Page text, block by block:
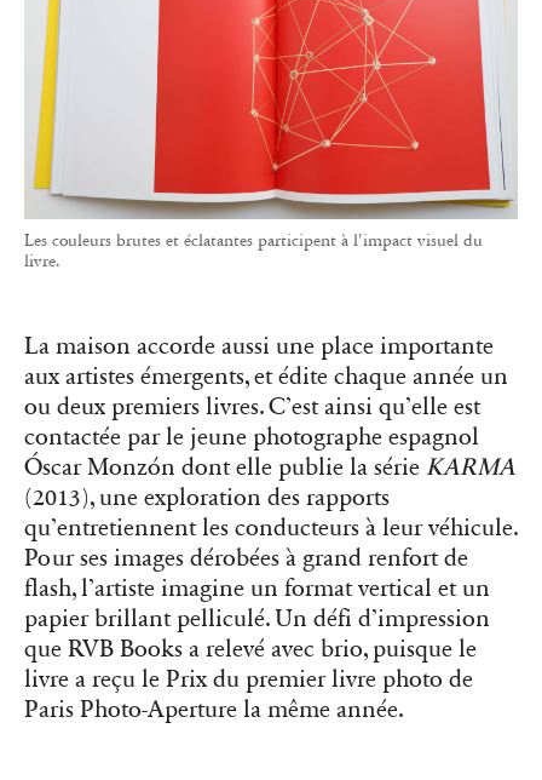
Les couleurs brutes et éclatantes participent à l'impact visuel du
livre.
La maison accorde aussi une place importante
aux artistes émergents, et édite chaque année un
ou deux premiers livres. C’est ainsi qu’elle est
contactée par le jeune photographe espagnol
Óscar Monzón dont elle publie la série KARMA
(2013), une exploration des rapports
qu’entretiennent les conducteurs à leur véhicule.
Pour ses images dérobées à grand renfort de
flash, l’artiste imagine un format vertical et un
papier brillant pelliculé. Un défi d’impression
que RVB Books a relevé avec brio, puisque le
livre a reçu le Prix du premier livre photo de
Paris Photo-Aperture la même année.